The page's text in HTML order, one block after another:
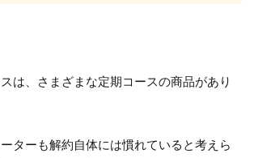
は、さまざまな定期コースの商品があり
ターも解約自体には慣れていると考えら